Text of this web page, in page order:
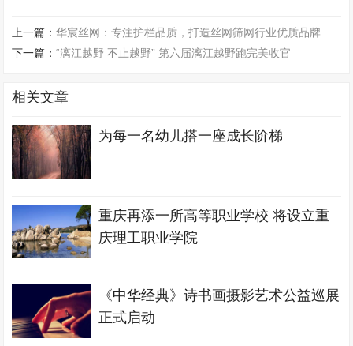
上一篇：华宸丝网：专注护栏品质，打造丝网筛网行业优质品牌
下一篇：“漓江越野 不止越野” 第六届漓江越野跑完美收官
相关文章
为每一名幼儿搭一座成长阶梯
重庆再添一所高等职业学校 将设立重
庆理工职业学院
《中华经典》诗书画摄影艺术公益巡展
正式启动